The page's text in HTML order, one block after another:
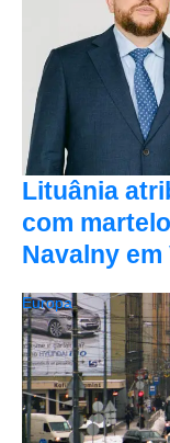
Lituânia
com
Navalny
Europa